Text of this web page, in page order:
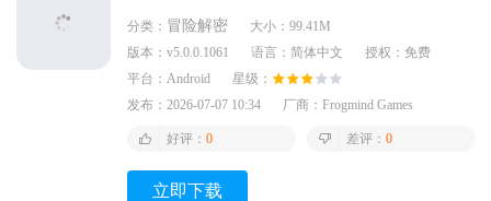
分类： 冒险解密 大小： 99.41M
版本： v5.0.0.1061 语言： 简体中文 授权： 免费
平台： Android
星级：
发布： 2026-07-07 10:34 厂商： Frogmind Games
好评： 0 差评： 0
立即下载